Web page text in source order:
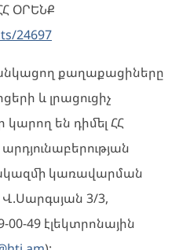
ՕՐԵՆՔ
24697
քաղաքացիները
և լրացուցիչ
կարող են դիմել ՀՀ
կառավարման
3/3,
49 էլեկտրոնային